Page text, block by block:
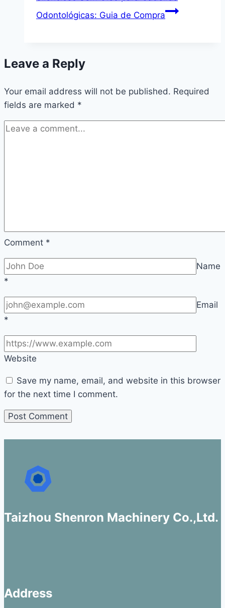
Odontológicas: Guia de Compra
Leave a Reply
Your email address will not be published. Required
fields are marked *
Comment *
Name
*
Email
*
Website
Save my name, email, and website in this browser
for the next time I comment.
Taizhou Shenron Machinery Co.,Ltd.
Address